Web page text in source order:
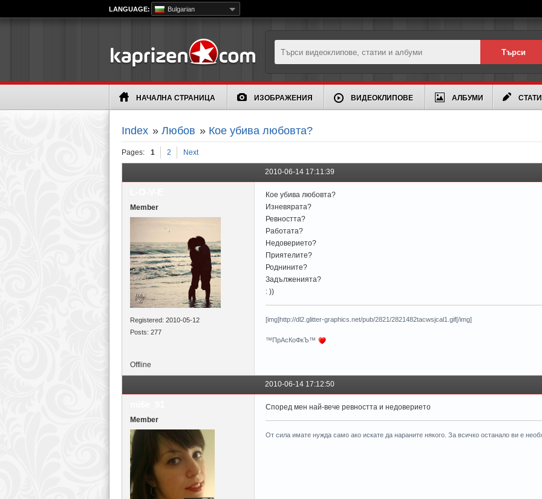
LANGUAGE: Bulgarian
НАЧАЛНА СТРАНИЦА ИЗОБРАЖЕНИЯ ВИДЕОКЛИПОВЕ АЛБУМИ
Index » Любов » Кое убива любовта?
Pages: 1 2 Next
2010-06-14 17:11:39
Member
Registered: 2010-05-12
Posts: 277
Кое убива любовта?
Изневярата?
Ревността?
Работата?
Недоверието?
Приятелите?
Роднините?
Задълженията?
: ))
[img]http://dl2.glitter-graphics.net/pub/2821/2821482tacwsjcal1.gif[/img]
™ПрАсКоФкЪ™
Offline
2010-06-14 17:12:50
Member
Според мен най-вече ревността и недоверието
От сила имате нужда само ако искате да нараните някого. За всичко останало ви е